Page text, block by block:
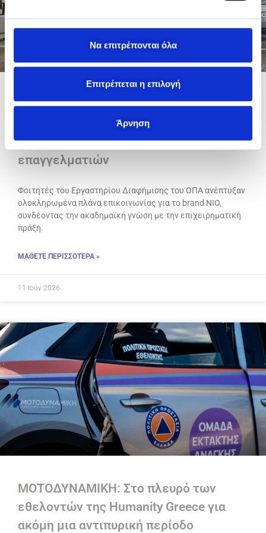
κ
τ
ά
Να επιτρέπονται όλα
Επιτρέπεται η επιλογή
Άρνηση
Ο Όμιλος ΜΟΤΟΔΥΝΑΜΙΚΗ και το
Οικονομικό Πανεπιστήμιο Αθηνών
επενδύουν στη νέα γενιά
επαγγελματιών
Φοιτητές του Εργαστηρίου Διαφήμισης του ΟΠΑ ανέπτυξαν
ολοκληρωμένα πλάνα επικοινωνίας για το brand NIO,
συνδέοντας την ακαδημαϊκή γνώση με την επιχειρηματική
πράξη.
ΜΑΘΕΤΕ ΠΕΡΙΣΣΟΤΕΡΑ »
11 Ιούν 2026
ΜΟΤΟΔΥΝΑΜΙΚΗ: Στο πλευρό των
εθελοντών της Humanity Greece για
ακόμη μια αντιπυρική περίοδο